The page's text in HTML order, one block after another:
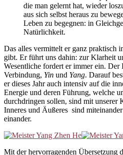
die man gelernt hat, wieder
aus sich selbst heraus zu
Leben zu begegnen: in
Natürlichkeit.
Das alles vermittelt er ganz praktisch
gibt. Er führt uns dahin: zur Klarheit
Wesentliche fordert er immer ein.
Verbindung, Yin und Yang. Darauf
er dieses Jahr auch intensiv auf die
Energie und deren Führung, welche
durchdringen sollen, sind mit unserer
Inneres und Äußeres sind
einander.
Mit der hervorragenden Übersetzung